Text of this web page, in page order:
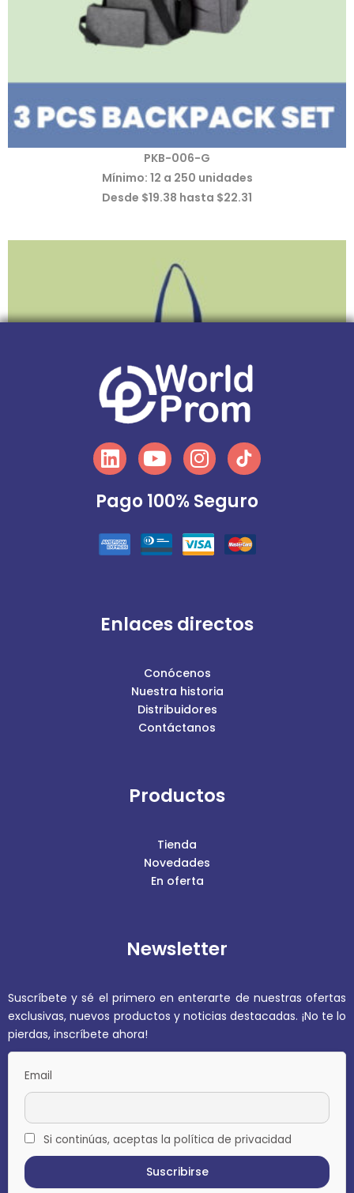
PKB-006-G
Mínimo: 12 a 250 unidades
Desde $19.38 hasta $22.31
Desde $1.92 hasta $2.78
LinkedinYoutubeInstagram
Tiktok
Pago 100% Seguro
Enlaces directos
Conócenos
Nuestra historia
Distribuidores
Contáctanos
Productos
Tienda
Novedades
En oferta
Newsletter
Suscríbete y sé el primero en enterarte de nuestras ofertas
exclusivas, nuevos productos y noticias destacadas. ¡No te lo
pierdas, inscríbete ahora!
Email
Si continúas, aceptas la política de privacidad